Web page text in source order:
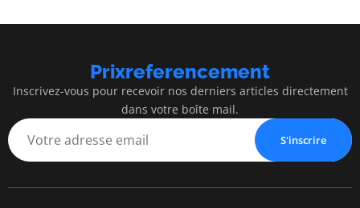
Prixreferencement
Inscrivez-vous pour recevoir nos derniers articles directement
dans votre boîte mail.
S'inscrire